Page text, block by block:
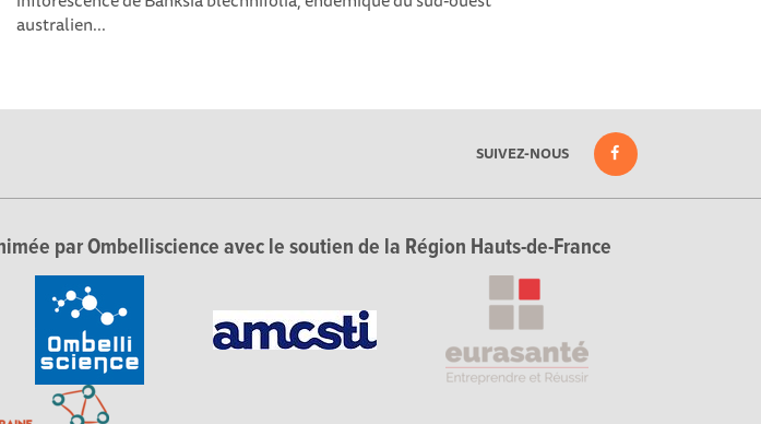
australien...
SUIVEZ-NOUS
par Ombelliscience avec le soutien de la Région Hauts-de-France